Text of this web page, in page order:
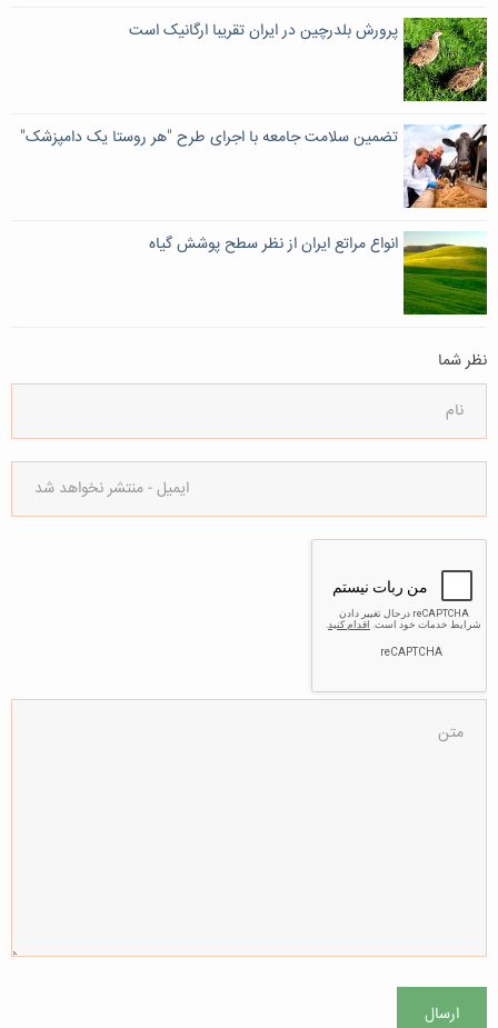
پرورش بلدرچین در ایران تقریبا ارگانیک است
تضمین سلامت جامعه با اجرای طرح "هر روستا یک دامپزشک"
انواع مراتع ایران از نظر سطح پوشش گیاه
نظر شما
ارسال